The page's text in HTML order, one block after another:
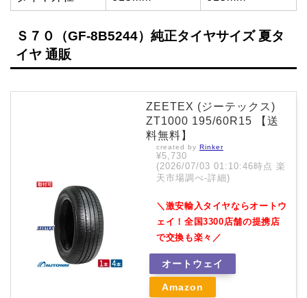
Ｓ７０（GF-8B5244）純正タイヤサイズ 夏タ
イヤ 通販
ZEETEX (ジーテックス)
ZT1000 195/60R15 【送
料無料】
created by Rinker
¥5,730
(2026/07/03 01:10:46時点 楽
天市場調べ-詳細)
＼激安輸入タイヤならオートウ
ェイ！全国3300店舗の提携店
で交換も楽々／
オートウェイ
Amazon